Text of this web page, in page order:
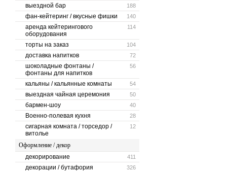
188
выездной бар
140
фан-кейтеринг / вкусные фишки
114
аренда кейтерингового
оборудования
104
торты на заказ
72
доставка напитков
56
шоколадные фонтаны /
фонтаны для напитков
54
кальяны / кальянные комнаты
50
выездная чайная церемония
40
бармен-шоу
28
Военно-полевая кухня
12
сигарная комната / торседор /
витолье
Оформление / декор
411
декорирование
326
декорации / бутафория